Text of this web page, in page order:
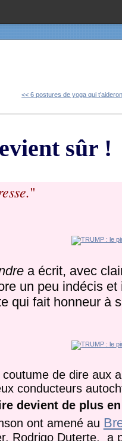
<< 6 postures de yoga qui
sûr !
"
a écrit, avec
un peu indécis
qui fait honneur à
de dire aux
conducteurs
devient de plus
ont amené au
Rodrigo Duterte, a